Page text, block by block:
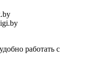
работать с